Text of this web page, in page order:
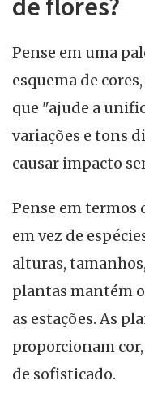
Pense em uma
esquema de
que "ajude a
variações e tons
causar impacto
Pense em termos
em vez de
alturas,
plantas mantém
as estações. As
proporcionam
de sofisticado.